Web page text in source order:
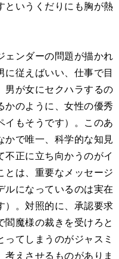
いうくだりにも胸が熱
ンダーの問題が描かれ
従えばいい、仕事で目
男が女にセクハラするの
かのように、女性の優秀
イもそうです）。このあ
かで唯一、科学的な知見
不正に立ち向かうのがイ
とは、重要なメッセージ
ルになっているのは実在
）。対照的に、承認要求
閻魔様の裁きを受けろと
てしまうのがジャスミ
考えさせるものがありま